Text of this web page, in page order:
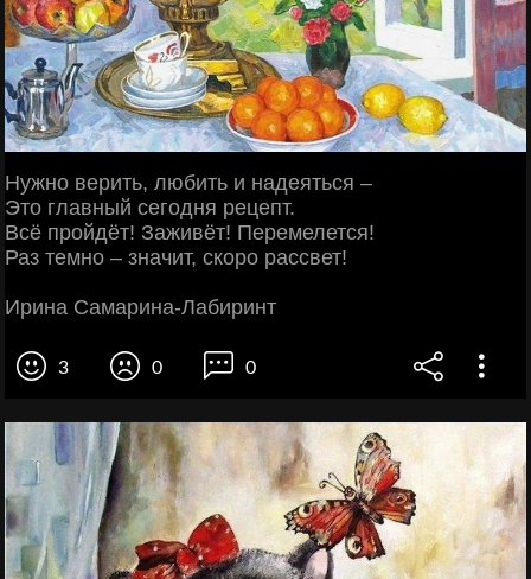
Нужно верить, любить и надеяться –
Это главный сегодня рецепт.
Всё пройдёт! Заживёт! Перемелется!
Раз темно – значит, скоро рассвет!
Ирина Самарина-Лабиринт
3 0 0